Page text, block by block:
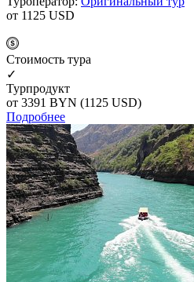
от 1125 USD
Cтоимость тура
✓
Турпродукт
от 3391 BYN (1125 USD)
Подробнее